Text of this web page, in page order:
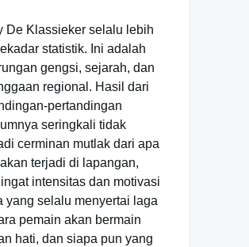
De Klassieker selalu lebih
statistik. Ini adalah
gengsi, sejarah, dan
regional. Hasil dari
pertandingan
seringkali tidak
cerminan mutlak dari apa
terjadi di lapangan,
intensitas dan motivasi
yang selalu menyertai laga
pemain akan bermain
hati, dan siapa pun yang